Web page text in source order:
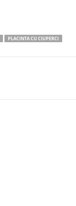
PLACINTA CU CIUPERCI